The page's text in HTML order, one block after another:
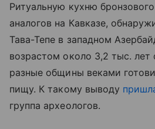
Ритуальную кухню
аналогов на Кавказе,
Тава-Тепе в западном
возрастом около 3,2 тыс.
разные общины веками
пищу. К такому выводу
группа археологов.